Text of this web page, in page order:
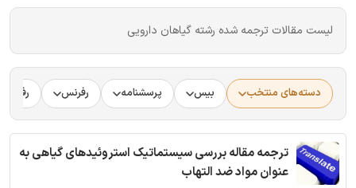
لیست مقالات ترجمه شده رشته گیاهان دارویی
دسته‌های منتخب بیس پرسشنامه رفرنس
ترجمه مقاله بررسی سیستماتیک استروئیدهای گیاهی به
عنوان مواد ضد التهاب